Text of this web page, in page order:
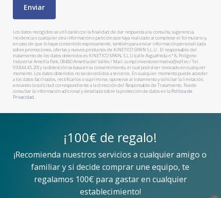
Los datos recogidos se utilizarán con la finalidad de dar respuesta a su consulta, sugerencia,
incidencia o cualquier otra información o petición que haya realizado al completar el formulario y,
en caso de que lo hayas consentido expresamente, también para enviar información personalizada
sobre promociones, ofertas y nuevos productos de KINETICO SPAIN S.L.U . El responsable del
tratamiento de los datos obtenidos es KINETICO SPAIN, S.L.U (calle Aiguafreda n.º 8, Polígono
Industrial Ametlla Park, 08480 Ametlla del Vallès / Mail: cumplimientonormativo@vdf.es / Tel.
93.844.45.20) y la obtención se basa en su consentimiento, el cual podrá ser revocado en cualquier
momento. Los datos obtenidos no serán cedidos a terceros. En cualquier momento puede acceder
a los datos facilitados, rectificarlos o suprimirse, oponerse al tratamiento y solicitar la limitación,
enviando la solicitud correspondiente a la dirección del Responsable de Tratamiento. Puede
consultar la información adicional y detallada sobre la protección de datos en la Política de
Privacidad.
¡100€ de regalo!
¡Recomienda nuestros servicios a cualquier amigo o
familiar y si decide comprar une equipo, te
regalamos 100€ para gastar en cualquier
establecimiento!